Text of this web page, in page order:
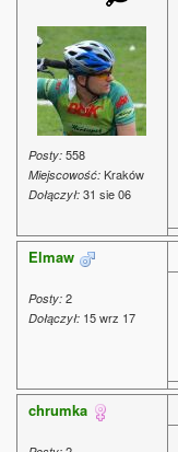
Posty: 558
Miejscowość: Kraków
Dołączył: 31 sie 06
Elmaw
Posty: 2
Dołączył: 15 wrz 17
chrumka